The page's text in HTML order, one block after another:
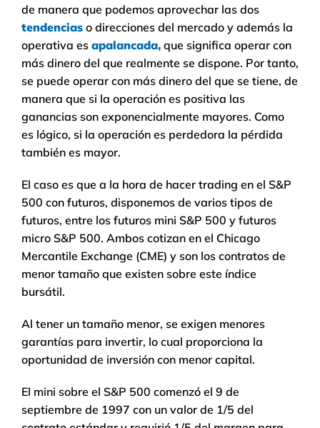
de manera que podemos aprovechar las dos
tendencias o direcciones del mercado y además la
operativa es apalancada, que significa operar con
más dinero del que realmente se dispone. Por tanto,
se puede operar con más dinero del que se tiene, de
manera que si la operación es positiva las
ganancias son exponencialmente mayores. Como
es lógico, si la operación es perdedora la pérdida
también es mayor.
El caso es que a la hora de hacer trading en el S&P
500 con futuros, disponemos de varios tipos de
futuros, entre los futuros mini S&P 500 y futuros
micro S&P 500. Ambos cotizan en el Chicago
Mercantile Exchange (CME) y son los contratos de
menor tamaño que existen sobre este índice
bursátil.
Al tener un tamaño menor, se exigen menores
garantías para invertir, lo cual proporciona la
oportunidad de inversión con menor capital.
El mini sobre el S&P 500 comenzó el 9 de
septiembre de 1997 con un valor de 1/5 del